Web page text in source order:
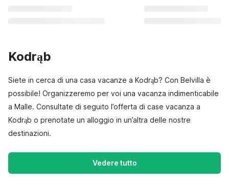
Kodrąb
Siete in cerca di una casa vacanze a Kodrąb? Con Belvilla è
possibile! Organizzeremo per voi una vacanza indimenticabile
a Malle. Consultate di seguito l’offerta di case vacanza a
Kodrąb o prenotate un alloggio in un’altra delle nostre
destinazioni.
Vedere tutto